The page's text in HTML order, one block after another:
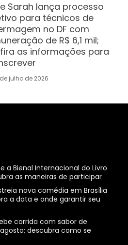
Sarah lança processo
para técnicos de
no DF com
de R$ 6,1 mil;
as informações para
julho de 2026
a Bienal Internacional do Livro
as maneiras de participar
nova comédia em Brasília
a data e onde garantir seu
corrida com sabor de
descubra como se